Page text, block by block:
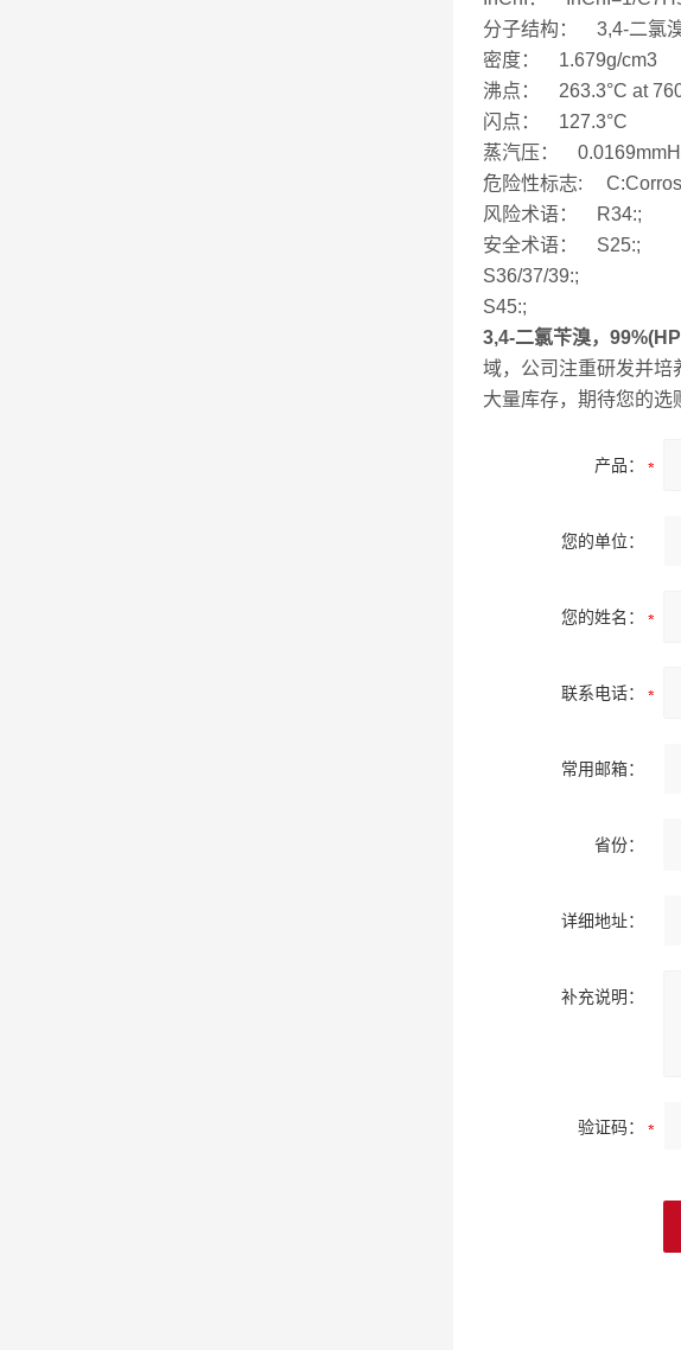
分子结构： 3,4-二氯
密度： 1.679g/cm3
沸点： 263.3°C at
闪点： 127.3°C
蒸汽压：
危险性标志:
风险术语： R34:;
安全术语： S25:;
S36/37/39:;
S45:;
3,4-二氯苄溴，
域，公司注重研发并培
大量库存，期待您的选
产品：
您的单位：
您的姓名：
联系电话：
常用邮箱：
省份：
详细地址：
补充说明：
验证码：